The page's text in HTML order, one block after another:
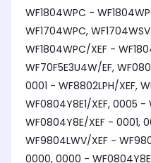
WF1804WPC -
WF1704WPC,
WF1804WPC/XEF -
WF70F5E3U4W/EF,
0001 - WF8802LPH/XEF,
WF0804Y8E1/XEF, 0005 -
WF0804Y8E/XEF - 0001,
WF9804LWV/XEF -
0000, 0000 -